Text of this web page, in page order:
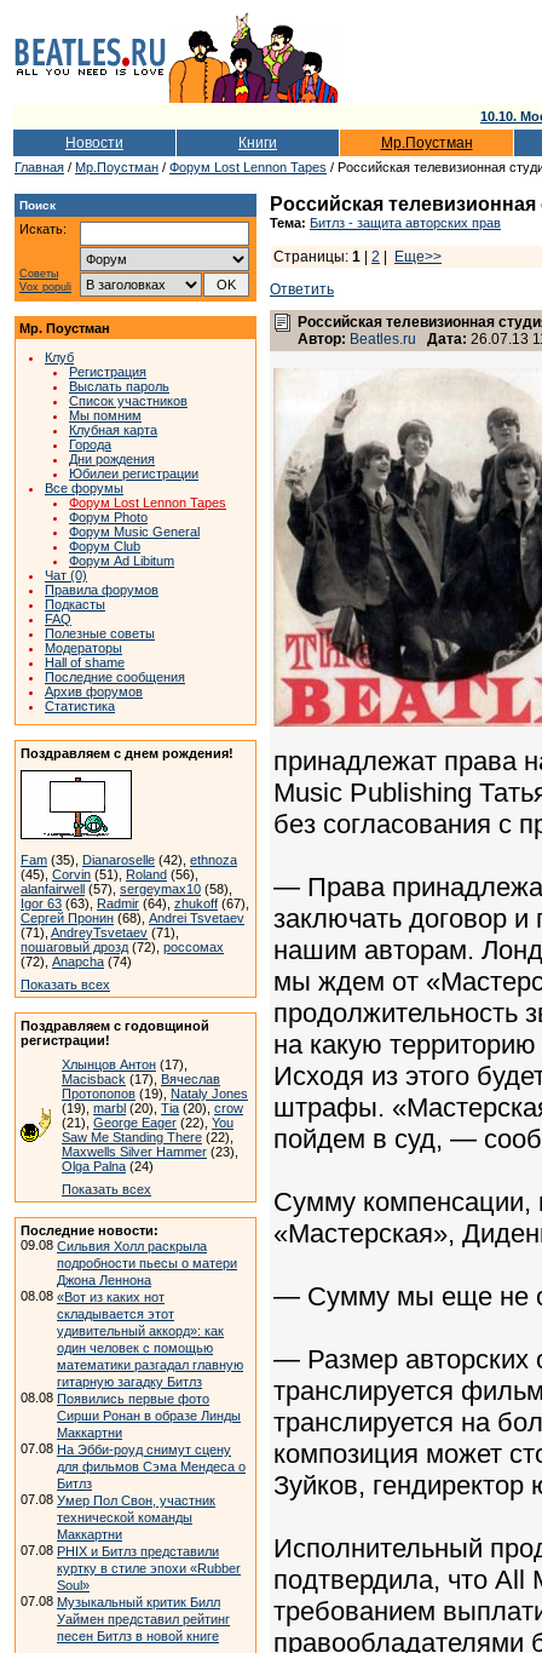
10.10.
Новости Книги Мр.Поустман
Главная / Мр.Поустман / Форум Lost Lennon Tapes / Российская телевизионная
Поиск
Искать:
Советы
Vox populi
Мр. Поустман
Клуб
Регистрация
Выслать пароль
Список участников
Мы помним
Клубная карта
Города
Дни рождения
Юбилеи регистрации
Все форумы
Форум Lost Lennon Tapes
Форум Photo
Форум Music General
Форум Club
Форум Ad Libitum
Чат (0)
Правила форумов
Подкасты
FAQ
Полезные советы
Модераторы
Hall of shame
Последние сообщения
Архив форумов
Статистика
Поздравляем с днем рождения!
Fam (35), Dianaroselle (42), ethnoza
(45), Corvin (51), Roland (56),
alanfairwell (57), sergeymax10 (58),
Igor 63 (63), Radmir (64), zhukoff (67),
Сергей Пронин (68), Andrei Tsvetaev
(71), AndreyTsvetaev (71),
пошаговый дрозд (72), россомах
(72), Anapcha (74)
Показать всех
Поздравляем с годовщиной
регистрации!
Хлынцов Антон (17),
Macisback (17), Вячеслав
Протопопов (19), Nataly Jones
(19), marbl (20), Tia (20), crow
(21), George Eager (22), You
Saw Me Standing There (22),
Maxwells Silver Hammer (23),
Olga Palna (24)
Показать всех
Последние новости:
09.08 Сильвия Холл раскрыла
подробности пьесы о матери
Джона Леннона
08.08 «Вот из каких нот
складывается этот
удивительный аккорд»: как
один человек с помощью
математики разгадал главную
гитарную загадку Битлз
08.08 Появились первые фото
Сирши Ронан в образе Линды
Маккартни
07.08 На Эбби-роуд снимут сцену
для фильмов Сэма Мендеса о
Битлз
07.08 Умер Пол Свон, участник
технической команды
Маккартни
07.08 PHIX и Битлз представили
куртку в стиле эпохи «Rubber
Soul»
07.08 Музыкальный критик Билл
Уаймен представил рейтинг
песен Битлз в новой книге
Российская
Тема: Битлз - защита авторских прав
Страницы: 1 2
Еще>>
Ответить
Российская телевизионная
Автор: Beatles.ru Дата: 26.07.13
принадлежат права
Music Publishing
без согласования с
— Права
заключать договор и
нашим авторам.
мы ждем от
продолжительность
на какую
Исходя из этого
штрафы.
пойдем в суд, —
Сумму компенсации,
«Мастерская»,
— Сумму мы еще не
— Размер авторских
транслируется
транслируется на
композиция может
Зуйков,
Исполнительный
подтвердила, что
требованием
правообладателями